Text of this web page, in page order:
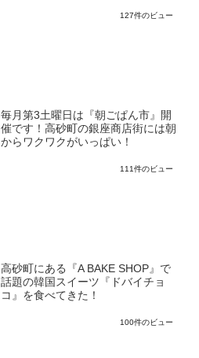
127件のビュー
毎月第3土曜日は『朝ごぱん市』開
催です！高砂町の銀座商店街には朝
からワクワクがいっぱい！
111件のビュー
高砂町にある『A BAKE SHOP』で
話題の韓国スイーツ『ドバイチョ
コ』を食べてきた！
100件のビュー